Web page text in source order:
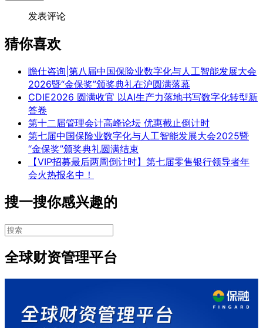
发表评论
猜你喜欢
瞻仕咨询|第八届中国保险业数字化与人工智能发展大会
2026暨“金保奖”颁奖典礼在沪圆满落幕
CDIE2026 圆满收官 以AI生产力落地书写数字化转型新
答卷
第十二届管理会计高峰论坛 优惠截止倒计时
第七届中国保险业数字化与人工智能发展大会2025暨
“金保奖”颁奖典礼圆满结束
【VIP招募最后两周倒计时】第七届零售银行领导者年
会火热报名中！
搜一搜你感兴趣的
全球财资管理平台